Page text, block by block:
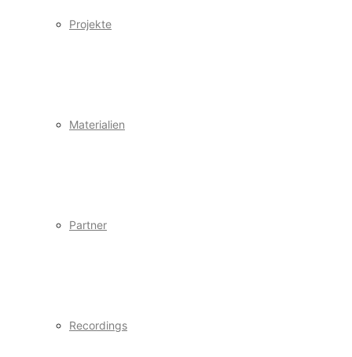
Projekte
Materialien
Partner
Recordings